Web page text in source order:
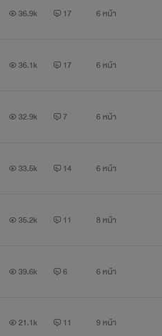
36.9k 17 6 หน้า
36.1k 17 6 หน้า
32.9k 7 6 หน้า
33.5k 14 6 หน้า
35.2k 11 8 หน้า
39.6k 6 6 หน้า
21.1k 11 9 หน้า